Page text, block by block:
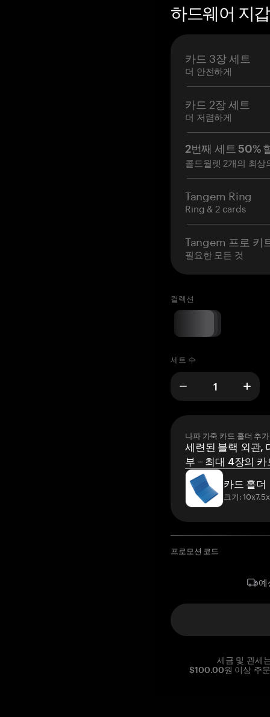
하드웨어 지
카드 3장 세트
더 안전하게
카드 2장 세트
더 저렴하게
2번째 세트 50%
콜드월렛 2개의 최상
Tangem Ring
Ring & 2 cards
Tangem 프로 키
필요한 모든 것
컬렉션
세트 수
나파 가죽 카드 홀더 추가
세련된 블랙 외관,
부 – 최대 4장의
카드 홀더
크기:
프로모션 코드
예
세금 및 관세
$100.00원 이상 주